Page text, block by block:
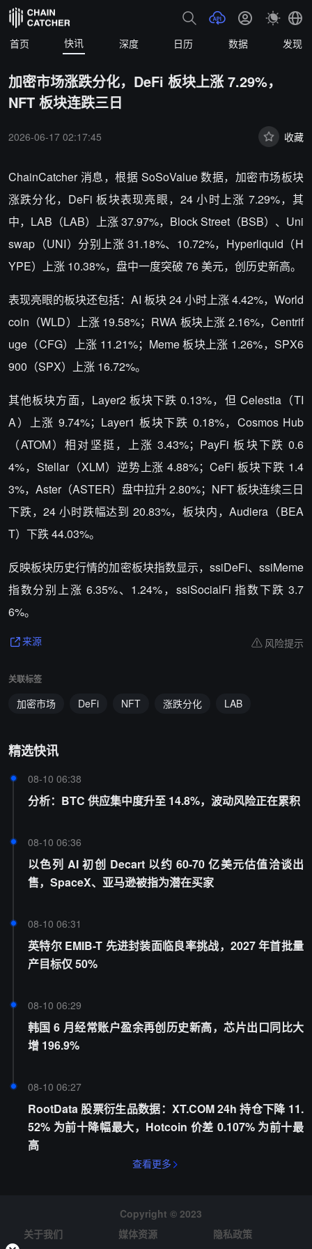
首页 快讯 深度 日历 数据 发现
加密市场涨跌分化，DeFi 板块上涨 7.29%，
NFT 板块连跌三日
2026-06-17 02:17:45 收藏
ChainCatcher 消息，根据 SoSoValue 数据，加密市场板块
涨跌分化，DeFi 板块表现亮眼，24 小时上涨 7.29%，其
中，LAB（LAB）上涨 37.97%，Block Street（BSB）、Uni
swap（UNI）分别上涨 31.18%、10.72%，Hyperliquid（H
YPE）上涨 10.38%，盘中一度突破 76 美元，创历史新高。
表现亮眼的板块还包括：AI 板块 24 小时上涨 4.42%，World
coin（WLD）上涨 19.58%；RWA 板块上涨 2.16%，Centrif
uge（CFG）上涨 11.21%；Meme 板块上涨 1.26%，SPX6
900（SPX）上涨 16.72%。
其他板块方面，Layer2 板块下跌 0.13%，但 Celestia（TI
A）上涨 9.74%；Layer1 板块下跌 0.18%，Cosmos Hub
（ATOM）相对坚挺，上涨 3.43%；PayFi 板块下跌 0.6
4%，Stellar（XLM）逆势上涨 4.88%；CeFi 板块下跌 1.4
3%，Aster（ASTER）盘中拉升 2.80%；NFT 板块连续三日
下跌，24 小时跌幅达到 20.83%，板块内，Audiera（BEA
T）下跌 44.03%。
反映板块历史行情的加密板块指数显示，ssiDeFi、ssiMeme
指数分别上涨 6.35%、1.24%，ssiSocialFi 指数下跌 3.7
6%。
来源 风险提示
关联标签
加密市场 DeFi NFT 涨跌分化 LAB
精选快讯
08-10 06:38
分析：BTC 供应集中度升至 14.8%，波动风险正在累积
08-10 06:36
以色列 AI 初创 Decart 以约 60-70 亿美元估值洽谈出
售，SpaceX、亚马逊被指为潜在买家
08-10 06:31
英特尔 EMIB-T 先进封装面临良率挑战，2027 年首批量
产目标仅 50%
08-10 06:29
韩国 6 月经常账户盈余再创历史新高，芯片出口同比大
增 196.9%
08-10 06:27
RootData 股票衍生品数据：XT.COM 24h 持仓下降 11.
52% 为前十降幅最大，Hotcoin 价差 0.107% 为前十最
高
查看更多
Copyright © 2023
关于我们
媒体资源
隐私政策